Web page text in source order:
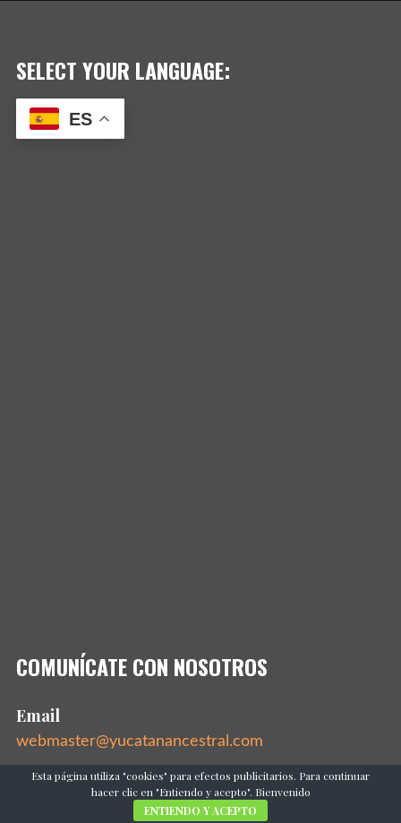
SELECT YOUR LANGUAGE:
ES
COMUNÍCATE CON NOSOTROS
Email
webmaster@yucatanancestral.com
Dirección
Mérida, Yucatán, México 97000
Esta página utiliza "cookies" para efectos publicitarios. Para continuar
hacer clic en "Entiendo y acepto". Bienvenido
ENTIENDO Y ACEPTO